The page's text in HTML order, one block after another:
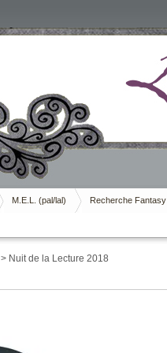
M.E.L. (pal/lal) Recherche Fantasy
> Nuit de la Lecture 2018